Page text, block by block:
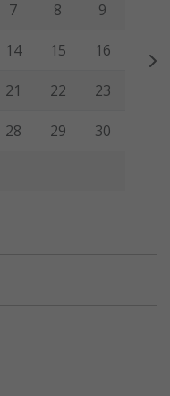
7 8 9
14 15 16
21 22 23
28 29 30